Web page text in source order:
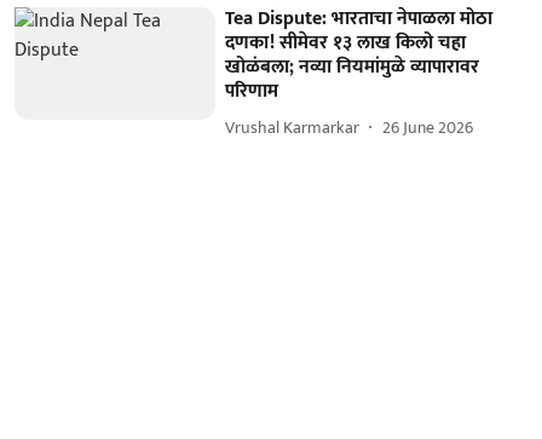
Tea Dispute: भारताचा नेपाळला मोठा
दणका! सीमेवर १३ लाख किलो चहा
खोळंबला; नव्या नियमांमुळे व्यापारावर
परिणाम
Vrushal Karmarkar 26 June 2026